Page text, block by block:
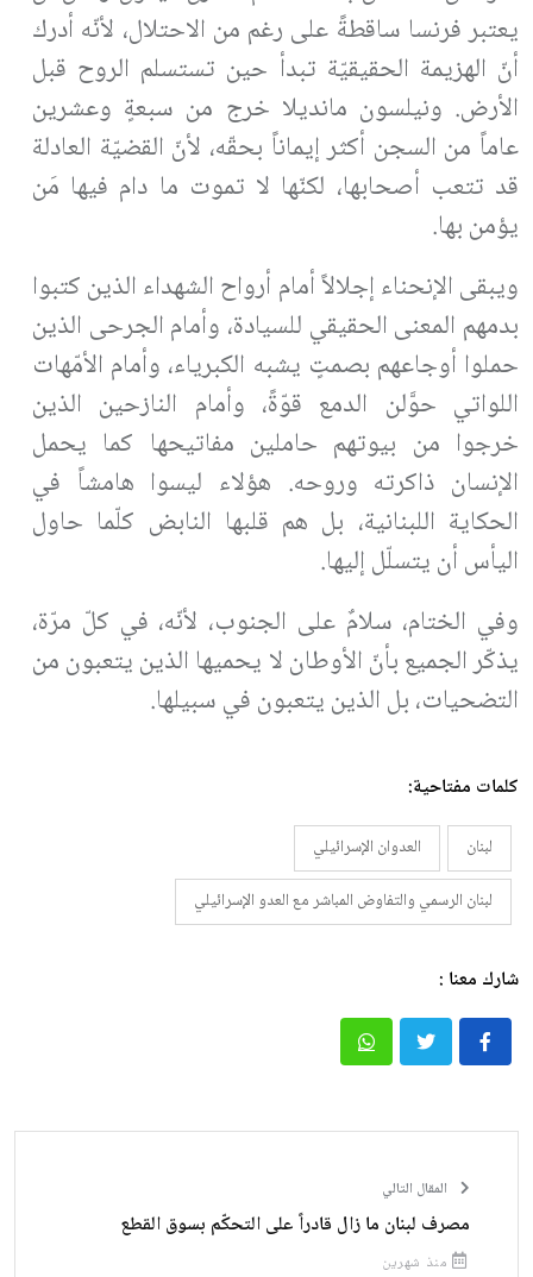
يعتبر فرنسا ساقطةً على رغم من الاحتلال، لأنّه أدرك
أنّ الهزيمة الحقيقيّة تبدأ حين تستسلم الروح قبل
الأرض. ونيلسون مانديلا خرج من سبعةٍ وعشرين
عاماً من السجن أكثر إيماناً بحقّه، لأنّ القضيّة العادلة
قد تتعب أصحابها، لكنّها لا تموت ما دام فيها مَن
يؤمن بها.
ويبقى الإنحناء إجلالاً أمام أرواح الشهداء الذين كتبوا
بدمهم المعنى الحقيقي للسيادة، وأمام الجرحى الذين
حملوا أوجاعهم بصمتٍ يشبه الكبرياء، وأمام الأمّهات
اللواتي حوَّلن الدمع قوّةً، وأمام النازحين الذين
خرجوا من بيوتهم حاملين مفاتيحها كما يحمل
الإنسان ذاكرته وروحه. هؤلاء ليسوا هامشاً في
الحكاية اللبنانية، بل هم قلبها النابض كلّما حاول
اليأس أن يتسلّل إليها.
وفي الختام، سلامٌ على الجنوب، لأنّه، في كلّ مرّة،
يذكّر الجميع بأنّ الأوطان لا يحميها الذين يتعبون من
التضحيات، بل الذين يتعبون في سبيلها.
كلمات مفتاحية:
لبنان
العدوان الإسرائيلي
لبنان الرسمي والتفاوض المباشر مع العدو الإسرائيلي
شارك معنا :
المقال التالي
مصرف لبنان ما زال قادراً على التحكّم بسوق القطع
منذ شهرين